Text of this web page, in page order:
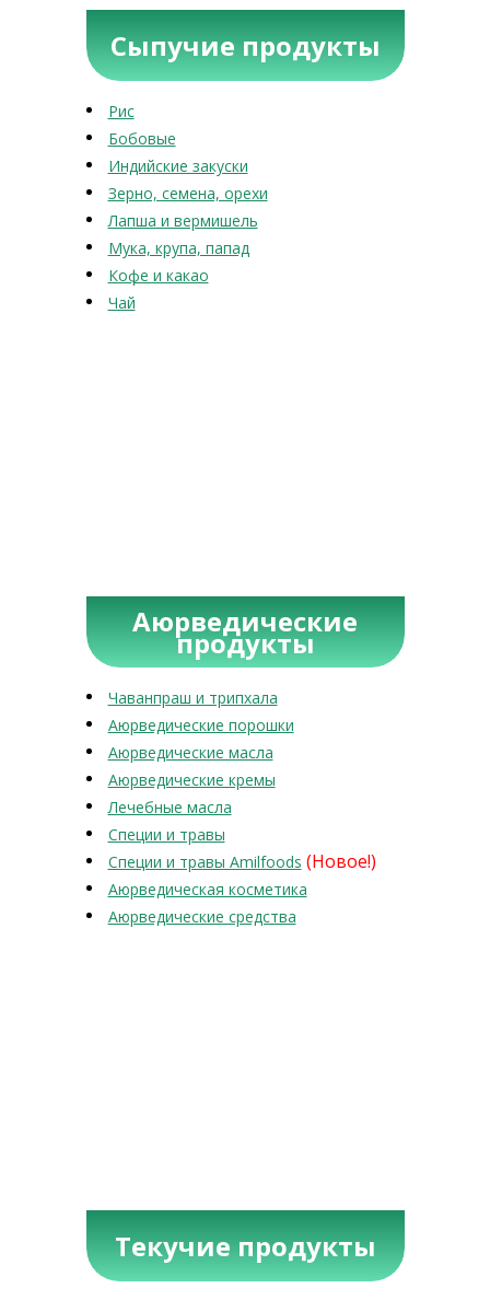
Сыпучие продукты
Рис
Бобовые
Индийские закуски
Зерно, семена, орехи
Лапша и вермишель
Мука, крупа, папад
Кофе и какао
Чай
Аюрведические
продукты
Чаванпраш и трипхала
Аюрведические порошки
Аюрведические масла
Аюрведические кремы
Лечебные масла
Специи и травы
Специи и травы Amilfoods (Новое!)
Аюрведическая косметика
Аюрведические средства
Текучие продукты